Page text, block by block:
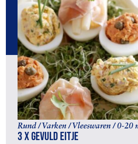
Rund / Varken / Vleeswaren / 0-20
3 x gevuld eitje